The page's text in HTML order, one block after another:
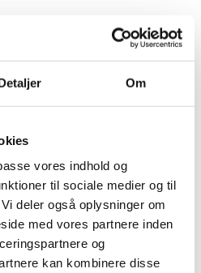
Om
vores indhold og
til sociale medier og til
deler også oplysninger om
med vores partnere inden
og
kan kombinere disse